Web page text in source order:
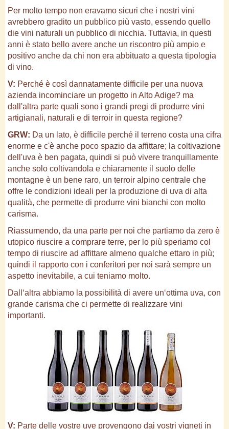
Per molto tempo non eravamo sicuri che i nostri vini
avrebbero gradito un pubblico più vasto, essendo quello
die vini naturali un pubblico di nicchia. Tuttavia, in questi
anni è stato bello avere anche un riscontro più ampio e
positivo anche da chi non era abbituato a questa tipologia
di vino.
V: Perché è così dannatamente difficile per una nuova
azienda incominciare un progetto in Alto Adige? ma
dall'altra parte quali sono i grandi pregi di produrre vini
artigianali, naturali e di terroir in questa regione?
GRW: Da un lato, è difficile perché il terreno costa una cifra
enorme e c'è anche poco spazio da affittare; la coltivazione
dell'uva è ben pagata, quindi si può vivere tranquillamente
anche solo coltivandola e chiaramente il suolo delle
montagne è un bene raro, un terroir alpino centrale che
offre le condizioni ideali per la produzione di uva di alta
qualità, che permette di produrre vini bianchi con molto
carisma.
Riassumendo, da una parte per noi che partiamo da zero è
utopico riuscire a comprare terre, per lo più speriamo col
tempo di riuscire ad affittare almeno qualche ettaro in più;
quindi il rapporto con i conferitori per noi sarà sempre un
aspetto inevitabile, a cui teniamo molto.
Dall‘altra abbiamo la possibilità di avere un‘ottima uva, con
grande carisma che ci permette di realizzare vini
importanti.
V: Parte delle vostre uve provengono dai vostri vigneti in